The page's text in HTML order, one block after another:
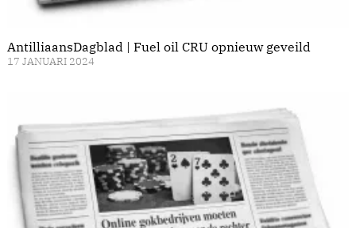
AntilliaansDagblad | Fuel oil CRU opnieuw geveild
17 JANUARI 2024